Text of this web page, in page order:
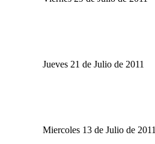
Jueves 21 de Julio de 2011
Miercoles 13 de Julio de 2011